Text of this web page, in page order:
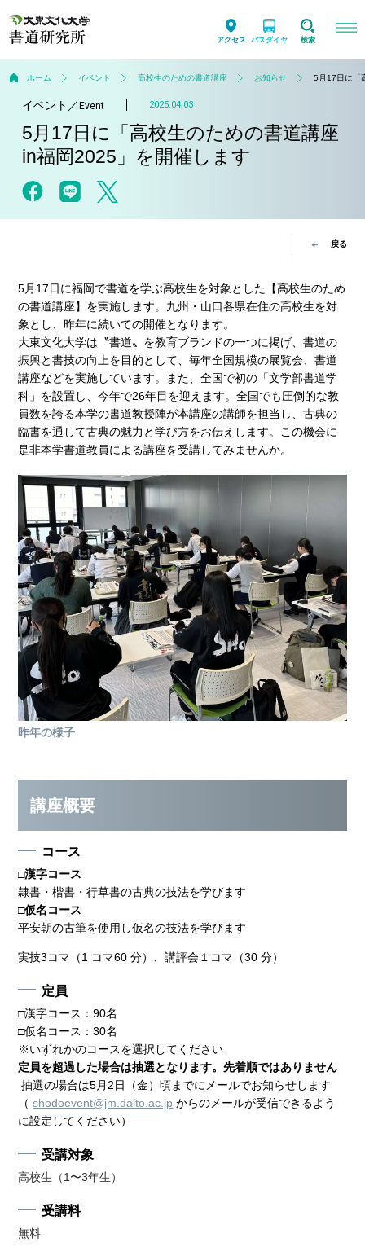
アクセス バスダイヤ 検索
ホーム イベント 高校生のための書道講座 お知らせ 5月17日に「
イベント ／Event 2025.04.03
5月17日に「高校生のための書道講座
in福岡2025」を開催します
戻る
昨年の様子
5月17日に福岡で書道を学ぶ高校生を対象とした【高校生のため
の書道講座】を実施します。九州・山口各県在住の高校生を対
象とし、昨年に続いての開催となります。
大東文化大学は〝書道〟を教育ブランドの一つに掲げ、書道の
振興と書技の向上を目的として、毎年全国規模の展覧会、書道
講座などを実施しています。また、全国で初の「文学部書道学
科」を設置し、今年で26年目を迎えます。全国でも圧倒的な教
員数を誇る本学の書道教授陣が本講座の講師を担当し、古典の
臨書を通して古典の魅力と学び方をお伝えします。この機会に
是非本学書道教員による講座を受講してみませんか。
講座概要
コース
□漢字コース
隷書・楷書・行草書の古典の技法を学びます
□仮名コース
平安朝の古筆を使用し仮名の技法を学びます
実技3コマ（1 コマ60 分）、講評会１コマ（30 分）
定員
□漢字コース：90名
□仮名コース：30名
※いずれかのコースを選択してください
定員を超過した場合は抽選となります。先着順ではありません
抽選の場合は5月2日（金）頃までにメールでお知らせします
（shodoevent@jm.daito.ac.jp からのメールが受信できるよう
に設定してください）
受講対象
高校生（1〜3年生）
受講料
無料